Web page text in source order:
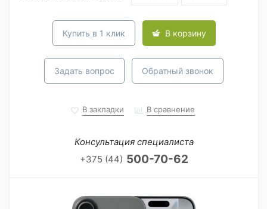
Купить в 1 клик В корзину
Задать вопрос Обратный звонок
В закладки В сравнение
Консультация специалиста
+375 (44) 500-70-62